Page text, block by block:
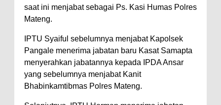
saat ini menjabat sebagai Ps. Kasi Humas Polres
Mateng.
IPTU Syaiful sebelumnya menjabat Kapolsek
Pangale menerima jabatan baru Kasat Samapta
menyerahkan jabatannya kepada IPDA Ansar
yang sebelumnya menjabat Kanit
Bhabinkamtibmas Polres Mateng.